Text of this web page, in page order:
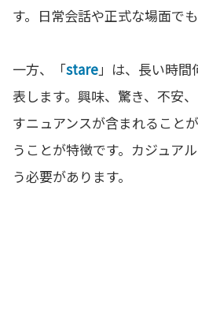
す。日常会話や正式な場面で
一方、「stare」は、長い時間
表します。興味、驚き、不安
すニュアンスが含まれること
うことが特徴です。カジュア
う必要があります。